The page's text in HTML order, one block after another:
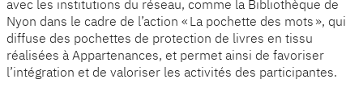
avec les institutions du réseau, comme la Bibliothèque de
Nyon dans le cadre de l’action « La pochette des mots », qui
diffuse des pochettes de protection de livres en tissu
réalisées à Appartenances, et permet ainsi de favoriser
l’intégration et de valoriser les activités des participantes.